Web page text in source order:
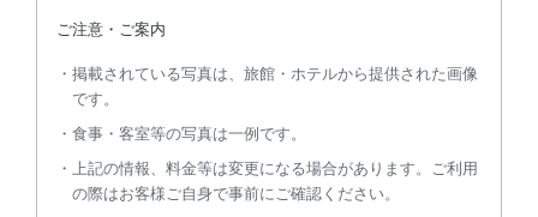
ご注意・ご案内
掲載されている写真は、旅館・ホテルから提供された画像
です。
食事・客室等の写真は一例です。
上記の情報、料金等は変更になる場合があります。ご利用
の際はお客様ご自身で事前にご確認ください。